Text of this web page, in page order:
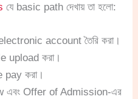
যে basic path দেখায় তা হলো:
account তৈরি করা।
upload করা।
করা।
এবং Offer of Admission-এর